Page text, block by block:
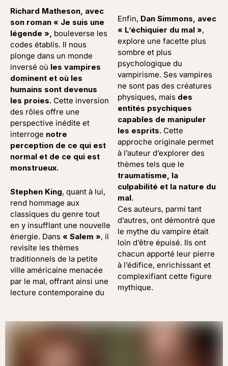
Richard Matheson, avec
son roman « Je suis une
légende », bouleverse les
codes établis. Il nous
plonge dans un monde
inversé où les vampires
dominent et où les
humains sont devenus
les proies. Cette inversion
des rôles offre une
perspective inédite et
interroge notre
perception de ce qui est
normal et de ce qui est
monstrueux.
Stephen King, quant à lui,
rend hommage aux
classiques du genre tout
en y insufflant une nouvelle
énergie. Dans « Salem », il
revisite les thèmes
traditionnels de la petite
ville américaine menacée
par le mal, offrant ainsi une
lecture contemporaine du
Enfin, Dan Simmons, avec
« L’échiquier du mal »,
explore une facette plus
sombre et plus
psychologique du
vampirisme. Ses vampires
ne sont pas des créatures
physiques, mais des
entités psychiques
capables de manipuler
les esprits. Cette
approche originale permet
à l’auteur d’explorer des
thèmes tels que le
traumatisme, la
culpabilité et la nature du
mal.
Ces auteurs, parmi tant
d’autres, ont démontré que
le mythe du vampire était
loin d’être épuisé. Ils ont
chacun apporté leur pierre
à l’édifice, enrichissant et
complexifiant cette figure
mythique.